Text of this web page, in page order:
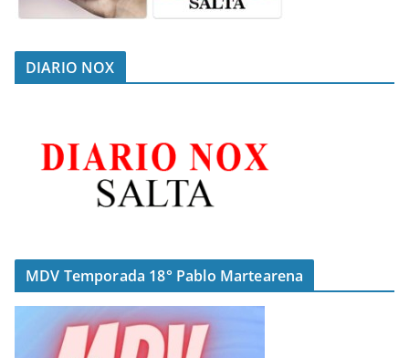
DIARIO NOX
MDV Temporada 18° Pablo Martearena